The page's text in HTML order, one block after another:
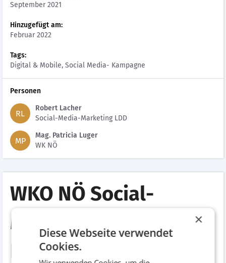
September 2021
Hinzugefügt am:
Februar 2022
Tags:
Digital & Mobile, Social Media- Kampagne
Personen
RL
Robert Lacher
Social-Media-Marketing LDD
MP
Mag. Patricia Luger
WK NÖ
WKO NÖ Social-
Media-Lehrlings-
Recruiting/Snapchat
×
Diese Webseite verwendet
Cookies.